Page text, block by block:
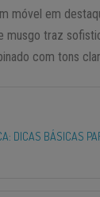
móvel em
musgo traz
com tons
DICAS BÁSICAS